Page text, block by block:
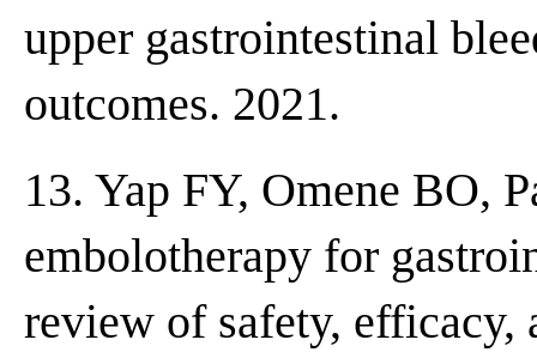
upper gastrointestinal
outcomes. 2021.
13. Yap FY, Omene BO,
embolotherapy for
review of safety,